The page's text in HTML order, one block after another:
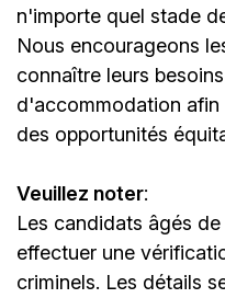
n'importe quel stade
Nous encourageons
connaître leurs
d'accommodation afin
des opportunités
Veuillez noter:
Les candidats âgés
effectuer une
criminels. Les détails